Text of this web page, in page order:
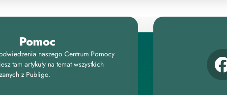
Pomoc
naszego Centrum Pomocy
tam artykuły na temat wszystkich
z Publigo.